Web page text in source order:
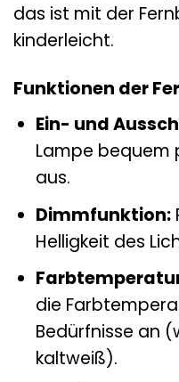
das ist mit der
kinderleicht.
Funktionen der
Ein- und
Lampe bequem
aus.
Dimmfunktion:
Helligkeit des
die
Bedürfnisse an
kaltweiß).